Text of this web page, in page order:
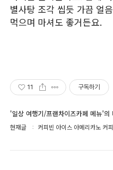
별사탕 조각 씹듯 가끔 얼
먹으며 마셔도 좋거든요.
11 구독하기
'일상 여행기/프랜차이즈카페 메뉴'의
현재글 커피빈 아이스 아메리카노 커피